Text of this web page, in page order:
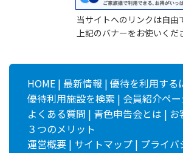
当サイトへのリンクは自由
上記のバナーをお使いくだ
HOME | 最新情報 | 優待を利用する
優待利用施設を検索 | 会員紹介ペ
よくある質問 | 青色申告会とは | お
３つのメリット
運営概要 | サイトマップ | プライバ